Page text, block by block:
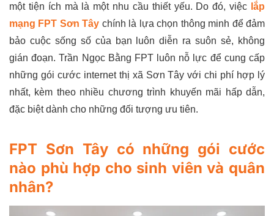
một tiện ích mà là một nhu cầu thiết yếu. Do đó, việc lắp
mạng FPT Sơn Tây chính là lựa chọn thông minh để đảm
bảo cuộc sống số của bạn luôn diễn ra suôn sẻ, không
gián đoạn. Trần Ngọc Bằng FPT luôn nỗ lực để cung cấp
những gói cước internet thị xã Sơn Tây với chi phí hợp lý
nhất, kèm theo nhiều chương trình khuyến mãi hấp dẫn,
đặc biệt dành cho những đối tượng ưu tiên.
FPT Sơn Tây có những gói cước
nào phù hợp cho sinh viên và quân
nhân?